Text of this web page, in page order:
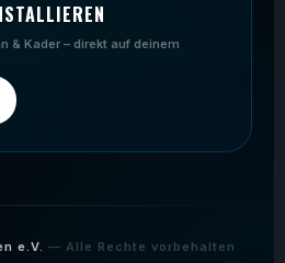
& Kader – direkt auf deinem
e.V. — Alle Rechte vorbehalten